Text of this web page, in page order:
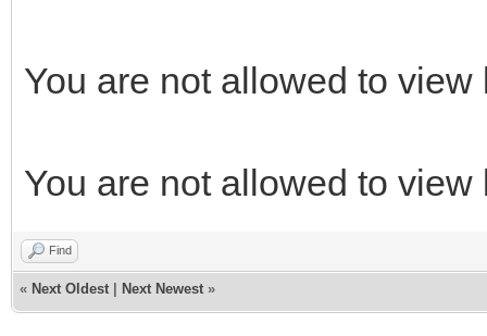
You are not allowed to
You are not allowed to
Find
« Next Oldest Next Newest »